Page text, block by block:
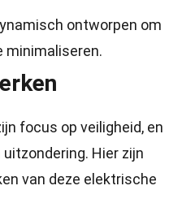
ontworpen om
minimaliseren.
focus op veiligheid, en
Hier zijn
van deze elektrische